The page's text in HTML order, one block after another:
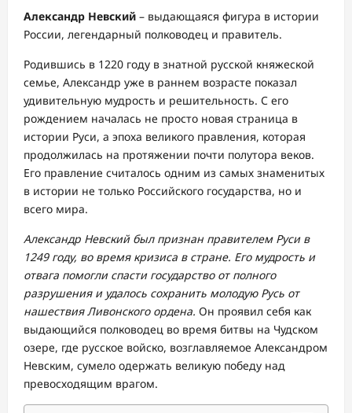
Александр Невский – выдающаяся фигура в истории
России, легендарный полководец и правитель.
Родившись в 1220 году в знатной русской княжеской
семье, Александр уже в раннем возрасте показал
удивительную мудрость и решительность. С его
рождением началась не просто новая страница в
истории Руси, а эпоха великого правления, которая
продолжилась на протяжении почти полутора веков.
Его правление считалось одним из самых знаменитых
в истории не только Российского государства, но и
всего мира.
Александр Невский был признан правителем Руси в
1249 году, во время кризиса в стране. Его мудрость и
отвага помогли спасти государство от полного
разрушения и удалось сохранить молодую Русь от
нашествия Ливонского ордена. Он проявил себя как
выдающийся полководец во время битвы на Чудском
озере, где русское войско, возглавляемое Александром
Невским, сумело одержать великую победу над
превосходящим врагом.